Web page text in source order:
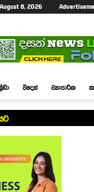
8, 2026
විදෙස් ව්‍යාපාරික